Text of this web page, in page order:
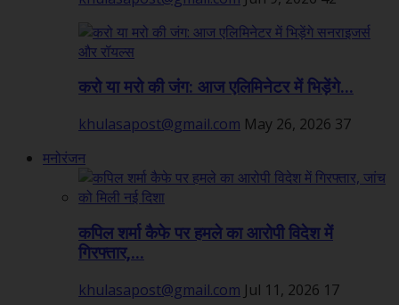
करो या मरो की जंग: आज एलिमिनेटर में भिड़ेंगे...
khulasapost@gmail.com May 26, 2026 37
मनोरंजन
कपिल शर्मा कैफे पर हमले का आरोपी विदेश में
गिरफ्तार,...
khulasapost@gmail.com Jul 11, 2026 17